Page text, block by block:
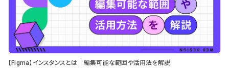
【Figma】インスタンスとは｜編集可能な範囲や活用法を解説